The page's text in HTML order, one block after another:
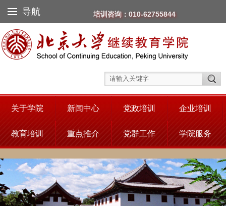
导航 培训咨询：010-62755844
关于学院 新闻中心 党政培训 企业培训
教育培训 重点推介 党群工作 学院服务